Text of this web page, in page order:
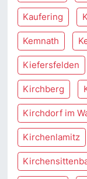
Kaufering
Kemnath
Kiefersfelden
Kirchberg
Kirchdorf im
Kirchenlamitz